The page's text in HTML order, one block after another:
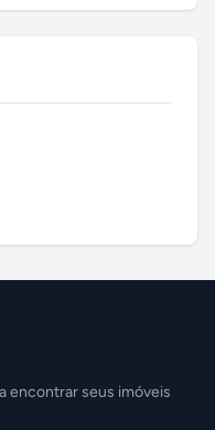
encontrar seus imóveis